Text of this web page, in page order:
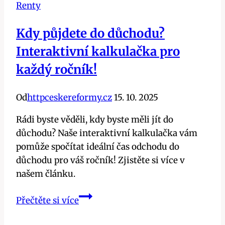
Renty
Kdy půjdete do důchodu?
Interaktivní kalkulačka pro
každý ročník!
Odhttpceskereformy.cz15. 10. 2025
Rádi byste věděli, kdy byste měli jít do
důchodu? Naše interaktivní kalkulačka vám
pomůže spočítat ideální čas odchodu do
důchodu pro váš ročník! Zjistěte si více v
našem článku.
Přečtěte si víceKdy